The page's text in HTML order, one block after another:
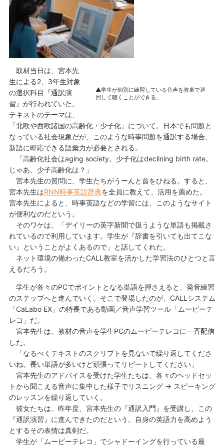
▲学生が個別に練習している音声を教卓で巡
回して聴くことができる。
取材当日は、宮本先
生による2、3年生対象
の選択科目『通訳演
習』が行われていた。
テキストのテーマは、
「北欧や西欧諸国の高齢化・少子化」について。日本でも問題と
なっている社会現象だが、このような時事問題を通訳する場合、
新語に即応できる語彙力が必要とされる。
「高齢化社会はaging society。少子化はdeclining birth rate。
じゃあ、少子高齢化は？」
宮本先生の質問に、学生たちがうーんと首をひねる。すると、
宮本先生はRNN時事英語辞典を全員に教えて、活用を薦めた。
宮本先生によると、時事英語などの学習には、このようなサイト
が便利なのだという。
そのワケは、「デイリーの英字新聞で扱うような単語も掲載さ
れているので利用しています。学生が『辞書を引いても出てこな
い』ということがよくあるので」と話してくれた。
ネット環境の備わったCALL教室を活かした学習法のひとつと言
えるだろう。
学生が各々のPCでポイントとなる単語を押さえると、発音練習
のステップへと進んでいく。そこで登場したのが、CALLシステム
「CaLabo EX」の特長である動画／音声学習ツール「ムービーテ
レコ」だ。
宮本先生は、教材の音声を学生PCのムービーテレコに一斉配信
した。
「なるべくテキストのスクリプトを見ないで繰り返してくださ
いね。長い単語が多いけど頑張ってリピートしてください」
宮本先生のアドバイスを受けた学生たちは、各々のヘッドセッ
トから聞こえる音声に集中した様子でリスニング → スピーキング
のレッスンを繰り返していく。
彼女たちは、昨年度、宮本先生の『通訳入門』を受講し、この
『通訳演習』に進んできたのだという。自身の英語力を高めよう
とするその表情は真剣だ。
学生が「ムービーテレコ」でシャドーイングを行っている最